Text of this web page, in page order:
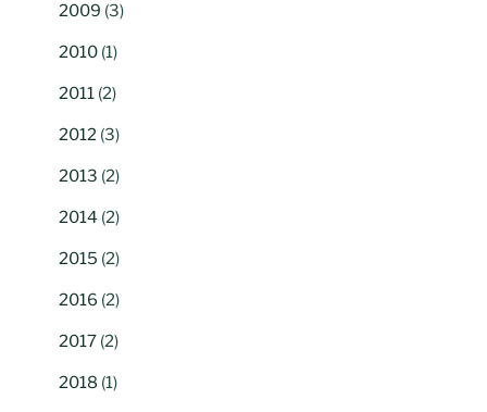
2009 (3)
2010 (1)
2011 (2)
2012 (3)
2013 (2)
2014 (2)
2015 (2)
2016 (2)
2017 (2)
2018 (1)